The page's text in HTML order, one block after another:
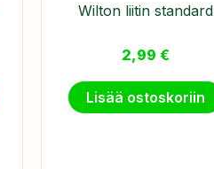
Wilton liitin standard
2,99 €
Lisää ostoskoriin